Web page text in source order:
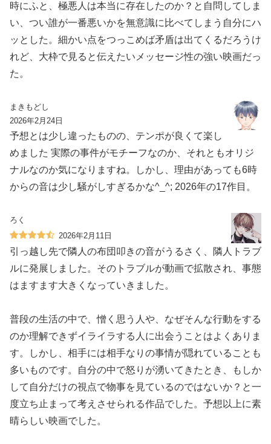
時にふと、極悪人は本当に存在したのか？と自問してしま
い、つい誰が一番悪いかを無意識に比べてしまう自分にハ
ッとした。細かい点をつっこめば矛盾は出てくるだろうけ
れど、大枠で見ると伝えたいメッセージ性の強い映画だっ
た。
まきもどし
2026年2月24日
予想とは少し違ったものの、テンポが良くて楽し
めました 実際の事件がモチーフなのか、それともオリジ
ナルなのか気になりますね。しかし、理由があっても6時
からの音は少し騒がしすぎるかな^_^; 2026年の17作目。
ろく
2026年2月11日
引っ越し先で隣人の布団叩きの音がうるさく、隣人トラブ
ルに発展しました。そのトラブルが動画で拡散され、事態
はますます大きくなっていきました。
普段の生活の中で、憎く思う人や、なぜそんな行動をする
のか理解できずイライラする人に出会うことはよくありま
す。しかし、相手には相手なりの事情が隠れていることも
多いものです。自分の中で怒りが湧いてきたとき、もしか
して自分だけの視点で物事を見ているのではないか？と一
度立ち止まって考えさせられる作品でした。予想以上に素
晴らしい映画でした。